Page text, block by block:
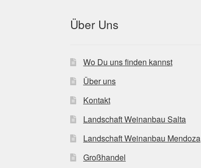
Über Uns
Wo Du uns finden kannst
Über uns
Kontakt
Landschaft Weinanbau Salta
Landschaft Weinanbau Mendoza
Großhandel